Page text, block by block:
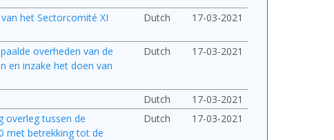
het Sectorcomité XI
Dutch 17-03-2021
overheden van de
en inzake het doen van
Dutch 17-03-2021
Dutch
17-03-2021
overleg tussen de
met betrekking tot de
Dutch 17-03-2021